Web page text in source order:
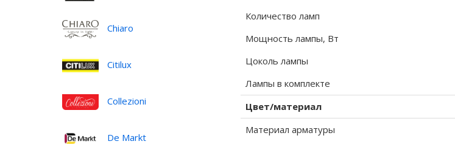
Chiaro
Citilux
Collezioni
De Markt
Количество ламп
Мощность лампы, Вт
Цоколь лампы
Лампы в комплекте
Цвет/материал
Материал арматуры